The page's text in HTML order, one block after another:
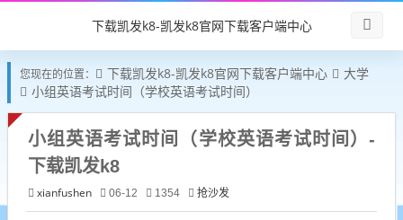
下载凯发k8-凯发k8官网下载客户端中心
您现在的位置： 下载凯发k8-凯发k8官网下载客户端中心
大学
小组英语考试时间（学校英语考试时间）
小组英语考试时间（学校英语考试时间）-
下载凯发k8
xianfushen 06-12 1354 抢沙发